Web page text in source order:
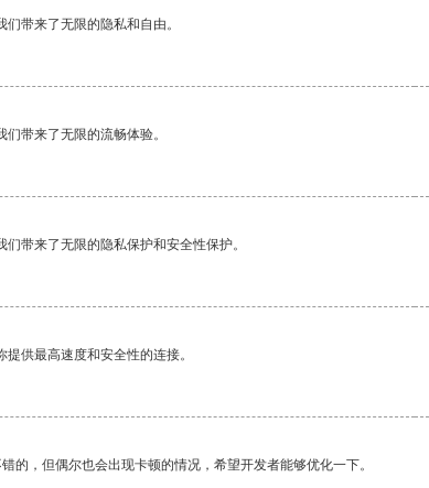
带来了无限的隐私和自由。
带来了无限的流畅体验。
带来了无限的隐私保护和安全性保护。
供最高速度和安全性的连接。
的，但偶尔也会出现卡顿的情况，希望开发者能够优化一下。